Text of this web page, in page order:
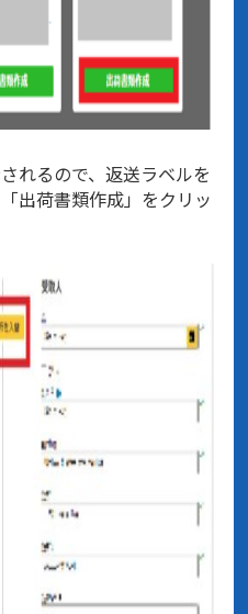
れるので、返送ラベルを
出荷書類作成」をクリッ